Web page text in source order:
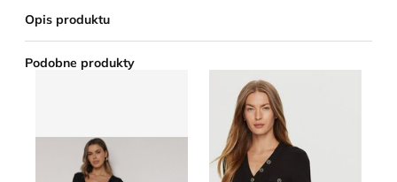
Opis produktu
Podobne produkty
Sukienka jesienna Twinset